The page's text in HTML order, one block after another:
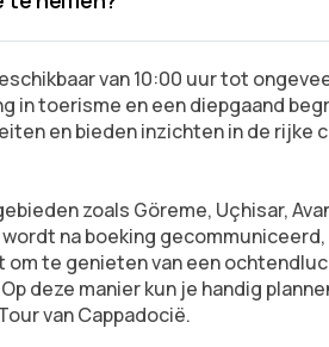
van 10:00 uur tot
toerisme en een diepgaand
en bieden inzichten in de
zoals Göreme, Uçhisar,
na boeking
te genieten van een
deze manier kun je handig
van Cappadocië.